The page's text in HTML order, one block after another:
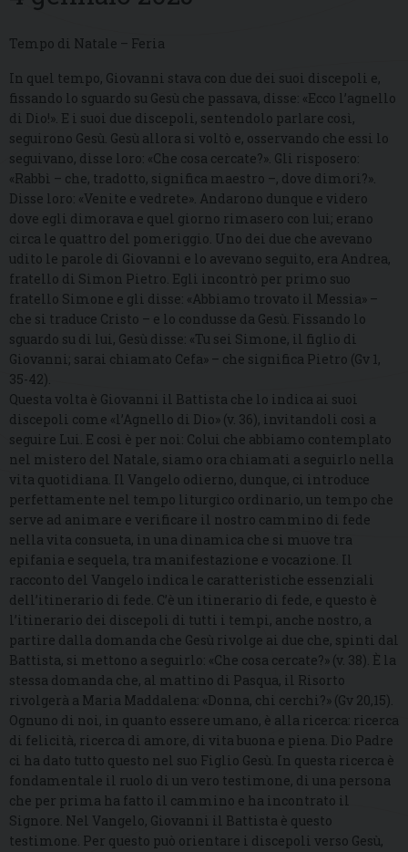
Tempo di Natale – Feria
In quel tempo, Giovanni stava con due dei suoi discepoli e,
fissando lo sguardo su Gesù che passava, disse: «Ecco l’agnello
di Dio!». E i suoi due discepoli, sentendolo parlare così,
seguirono Gesù. Gesù allora si voltò e, osservando che essi lo
seguivano, disse loro: «Che cosa cercate?». Gli risposero:
«Rabbì – che, tradotto, significa maestro –, dove dimori?».
Disse loro: «Venite e vedrete». Andarono dunque e videro
dove egli dimorava e quel giorno rimasero con lui; erano
circa le quattro del pomeriggio. Uno dei due che avevano
udito le parole di Giovanni e lo avevano seguito, era Andrea,
fratello di Simon Pietro. Egli incontrò per primo suo
fratello Simone e gli disse: «Abbiamo trovato il Messia» –
che si traduce Cristo – e lo condusse da Gesù. Fissando lo
sguardo su di lui, Gesù disse: «Tu sei Simone, il figlio di
Giovanni; sarai chiamato Cefa» – che significa Pietro (Gv 1,
35-42).
Questa volta è Giovanni il Battista che lo indica ai suoi
discepoli come «l’Agnello di Dio» (v. 36), invitandoli così a
seguire Lui. E così è per noi: Colui che abbiamo contemplato
nel mistero del Natale, siamo ora chiamati a seguirlo nella
vita quotidiana. Il Vangelo odierno, dunque, ci introduce
perfettamente nel tempo liturgico ordinario, un tempo che
serve ad animare e verificare il nostro cammino di fede
nella vita consueta, in una dinamica che si muove tra
epifania e sequela, tra manifestazione e vocazione. Il
racconto del Vangelo indica le caratteristiche essenziali
dell’itinerario di fede. C’è un itinerario di fede, e questo è
l’itinerario dei discepoli di tutti i tempi, anche nostro, a
partire dalla domanda che Gesù rivolge ai due che, spinti dal
Battista, si mettono a seguirlo: «Che cosa cercate?» (v. 38). È la
stessa domanda che, al mattino di Pasqua, il Risorto
rivolgerà a Maria Maddalena: «Donna, chi cerchi?» (Gv 20,15).
Ognuno di noi, in quanto essere umano, è alla ricerca: ricerca
di felicità, ricerca di amore, di vita buona e piena. Dio Padre
ci ha dato tutto questo nel suo Figlio Gesù. In questa ricerca è
fondamentale il ruolo di un vero testimone, di una persona
che per prima ha fatto il cammino e ha incontrato il
Signore. Nel Vangelo, Giovanni il Battista è questo
testimone. Per questo può orientare i discepoli verso Gesù,